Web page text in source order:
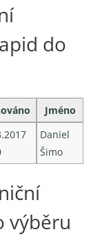
do
Jméno
Daniel
Šimo
výběru